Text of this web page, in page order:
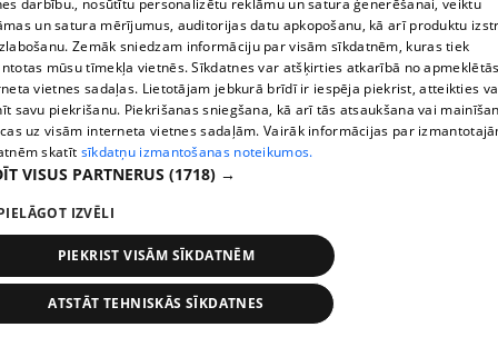
pirms 2 nedēļām, 6 dienām
Draudzene aicina pārvākties Magoni uz Kurzemes
pusi
73. epizode
darbību., nosūtītu personalizētu reklāmu un satura ģenerēšanai, veiktu
un satura mērījumus, auditorijas datu apkopošanu, kā arī produktu
Zemāk sniedzam informāciju par visām sīkdatnēm, kuras tiek
mūsu tīmekļa vietnēs. Sīkdatnes var atšķirties atkarībā no
vietnes sadaļas. Lietotājam jebkurā brīdī ir iespēja piekrist, atteikties
savu piekrišanu. Piekrišanas sniegšana, kā arī tās atsaukšana vai
uz visām interneta vietnes sadaļām. Vairāk informācijas par
skatīt sīkdatņu izmantošanas noteikumos.
VISUS PARTNERUS (1718) →
IZVĒLI
PIEKRIST VISĀM SĪKDATNĒM
ATSTĀT TEHNISKĀS SĪKDATNES